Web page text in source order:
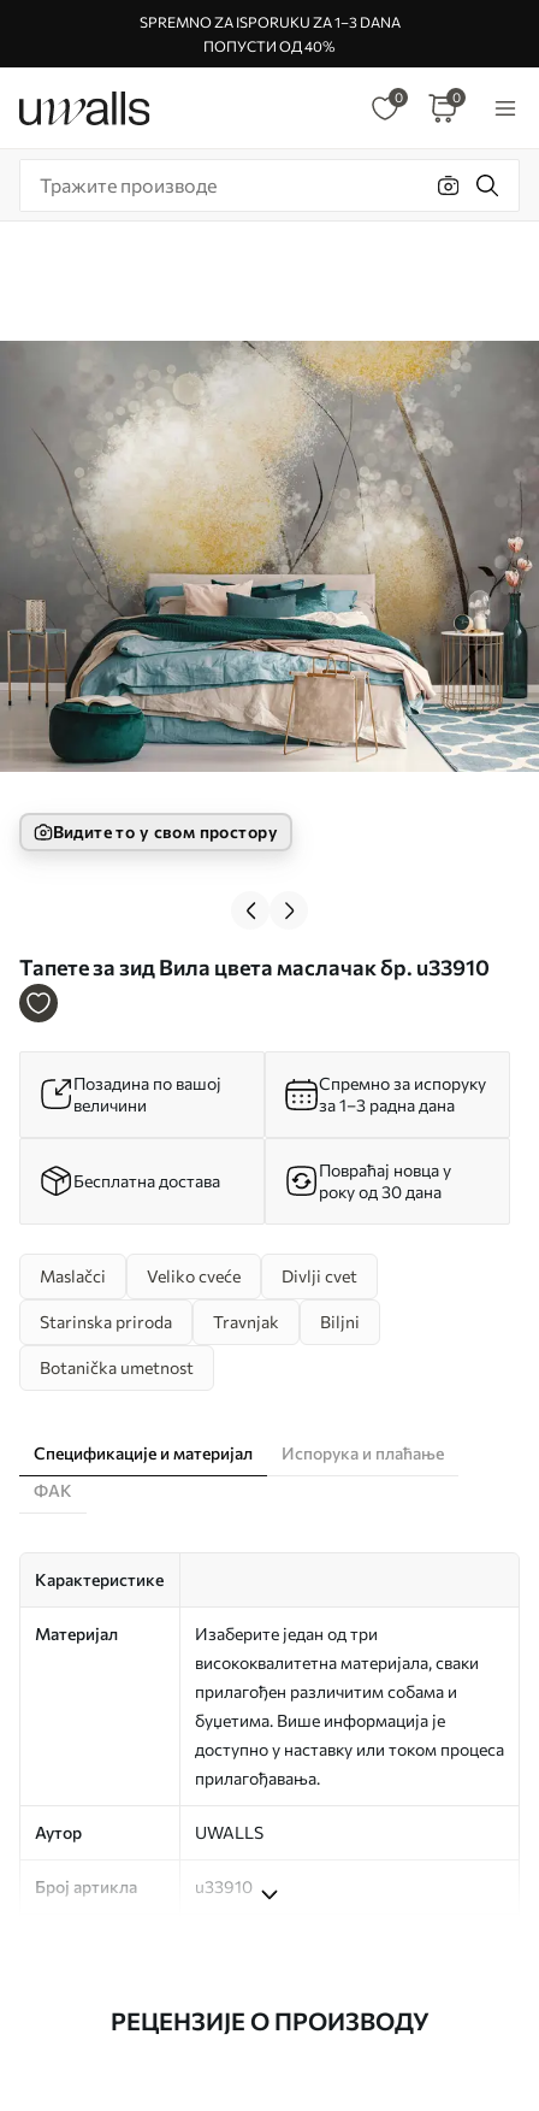
SPREMNO ZA ISPORUKU ZA 1–3 DANA
ПОПУСТИ ОД 40%
0 0
Видите то у свом простору
Тапете за зид Вила цвета маслачак бр. u33910
Позадина по вашој
величини
Спремно за испоруку
за 1–3 радна дана
Бесплатна достава
Повраћај новца у
року од 30 дана
Maslačci Veliko cveće Divlji cvet
Starinska priroda Travnjak Biljni
Botanička umetnost
Спецификације и материјал
Испорука и плаћање
ФАК
Карактеристике
Материјал
Изаберите један од три
висококвалитетна материјала, сваки
прилагођен различитим собама и
буџетима. Више информација је
доступно у наставку или током процеса
прилагођавања.
Аутор UWALLS
Број артикла u33910
РЕЦЕНЗИЈЕ О ПРОИЗВОДУ